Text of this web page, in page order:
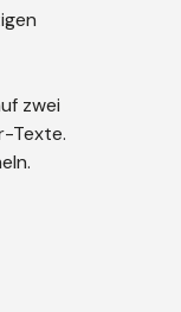
zwei
Texte.